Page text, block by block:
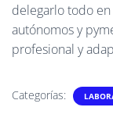
delegarlo todo
autónomos y
profesional y
Categorías: